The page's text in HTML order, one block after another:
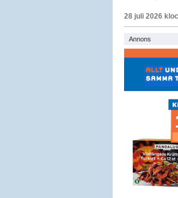
28 juli 2026
Annons